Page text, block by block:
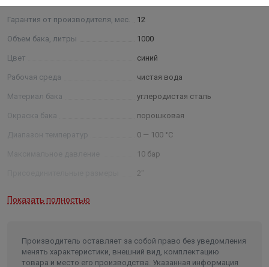
Гарантия от производителя, мес. 12
Объем бака, литры 1000
Цвет синий
Рабочая среда чистая вода
Материал бака углеродистая сталь
Окраска бака порошковая
0 — 100 °С
10 бар
2"
Вес в упаковке, кг 219.000
Показать полностью
Производитель оставляет за собой право без уведомления
менять характеристики, внешний вид, комплектацию
товара и место его производства. Указанная информация